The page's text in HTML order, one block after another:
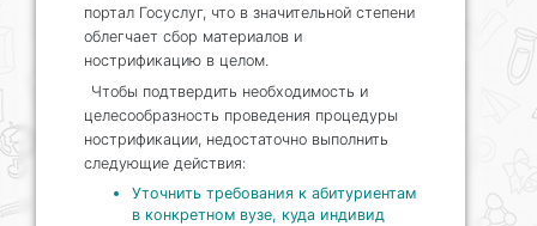
портал Госуслуг, что в значительной степени
облегчает сбор материалов и
нострификацию в целом.
Чтобы подтвердить необходимость и
целесообразность проведения процедуры
нострификации, недостаточно выполнить
следующие действия:
Уточнить требования к абитуриентам
в конкретном вузе, куда индивид